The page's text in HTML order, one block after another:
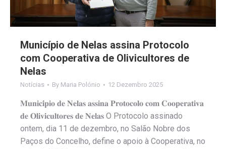
Município de Nelas assina Protocolo
com Cooperativa de Olivicultores de
Nelas
Notícias By Maria Polónio 12 Dezembro 2025
𝐌𝐮𝐧𝐢𝐜𝐢́𝐩𝐢𝐨 𝐝𝐞 𝐍𝐞𝐥𝐚𝐬 𝐚𝐬𝐬𝐢𝐧𝐚 𝐏𝐫𝐨𝐭𝐨𝐜𝐨𝐥𝐨 𝐜𝐨𝐦 𝐂𝐨𝐨𝐩𝐞𝐫𝐚𝐭𝐢𝐯𝐚
𝐝𝐞 𝐎𝐥𝐢𝐯𝐢𝐜𝐮𝐥𝐭𝐨𝐫𝐞𝐬 𝐝𝐞 𝐍𝐞𝐥𝐚𝐬 O Protocolo assinado
ontem, dia 11 de dezembro, no Salão Nobre dos
Paços do Concelho, define o apoio à Cooperativa, no